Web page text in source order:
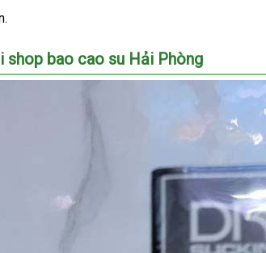
shop bao cao su Hải Phòng